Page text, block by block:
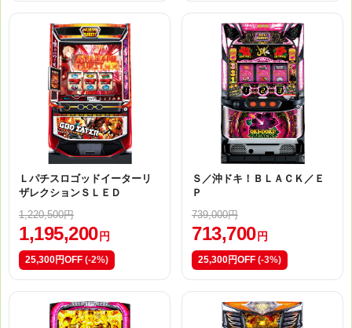
Ｌパチスロゴッドイーターリ
ザレクションＳＬＥＤ
1,220,500円
1,195,200 円
25,300円OFF (-2%)
Ｓ／沖ドキ！ＢＬＡＣＫ／Ｅ
Ｐ
739,000円
713,700 円
25,300円OFF (-3%)